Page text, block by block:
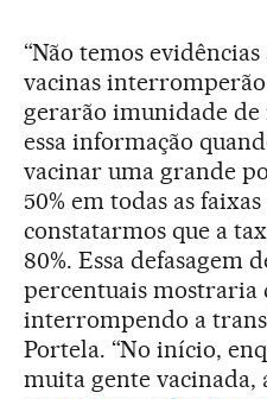
“Não temos
vacinas
gerarão imunidade
essa informação
vacinar uma grande
50% em todas as
constatarmos que a
80%. Essa defasagem
percentuais mostraria
interrompendo a
Portela. “No início,
muita gente